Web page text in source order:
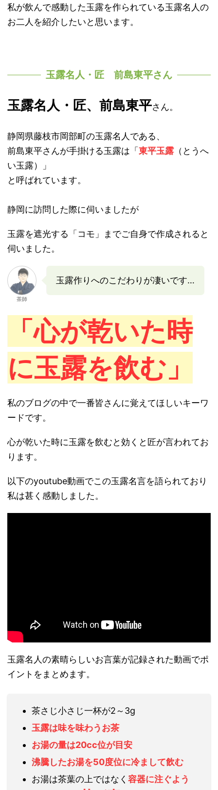
私が飲んで感動した玉露を作られている玉露名人の
お二人を紹介したいと思います。
玉露名人・匠 前島東平さん
玉露名人・匠、前島東平さん。
静岡県藤枝市岡部町の玉露名人である、
前島東平さんが手掛ける玉露は「東平玉露 （とうへ
い玉露）」
と呼ばれています。
静岡に訪問した際に伺いましたが
玉露を遮光する「コモ」までご自身で作成されると
伺いました。
茶師
玉露作りへのこだわりが凄いです…
「心が乾いた時
に玉露を飲む」
私のブログの中で一番皆さんに覚えてほしいキーワ
ードです。
心が乾いた時に玉露を飲むと効くと匠が言われてお
ります。
以下のyoutube動画でこの玉露名言を語られており
私は甚く感動しました。
玉露名人の素晴らしいお言葉が記録された動画でポ
イントをまとめます。
茶さじ小さじ一杯が2～3g
玉露は味を味わうお茶
お湯の量は20cc位が目安
沸騰したお湯を50度位に冷まして飲む
お湯は茶葉の上ではなく 容器に注ぐよう